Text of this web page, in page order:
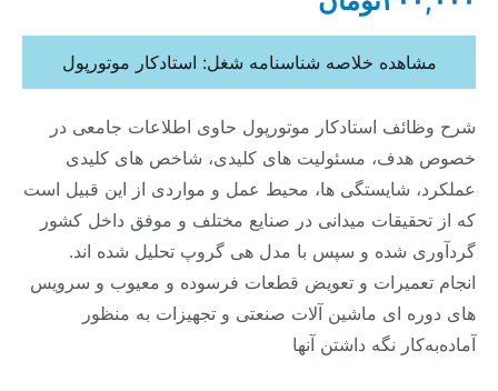
شرح وظائف استادکار موتورپول حاوی اطلاعات جامعی در
خصوص هدف، مسئولیت های کلیدی، شاخص های کلیدی
عملکرد، شایستگی ها، محیط عمل و مواردی از این قبیل است
که از تحقیقات میدانی در صنایع مختلف و موفق داخل کشور
گردآوری شده و سپس با مدل هی گروپ تحلیل شده اند.
انجام تعمیرات و تعویض قطعات فرسوده و معیوب و سرویس
های دوره ای ماشین آلات صنعتی و تجهیزات به منظور
آماده‌به‌کار نگه داشتن آنها
مشاهده خلاصه شناسنامه شغل: استادکار موتورپول